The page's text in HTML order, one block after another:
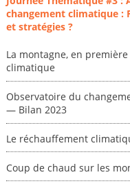
changement climatique :
et stratégies ?
La montagne, en
climatique
Observatoire du
— Bilan 2023
Le réchauffement
Coup de chaud sur les